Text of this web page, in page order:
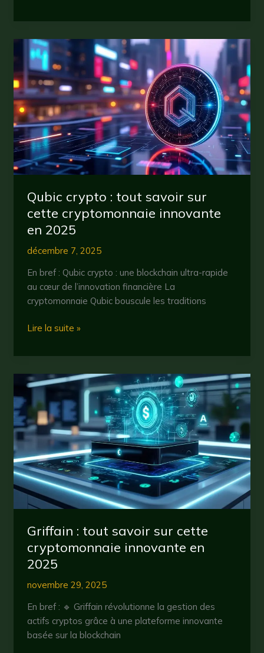
2025
tout
savoir
sur
cette
cryptomonnaie
innovante
Qubic crypto : tout savoir sur
cette cryptomonnaie innovante
en 2025
décembre 7, 2025
En bref : Qubic crypto : une blockchain ultra-rapide
au cœur de l’innovation financière La
cryptomonnaie Qubic bouscule les traditions
Qubic
:
savoir
sur
cette
cryptomonnaie
innovante
en
2025
Lire la suite »
Griffain : tout savoir sur cette
cryptomonnaie innovante en
2025
novembre 29, 2025
En bref : 🔹 Griffain révolutionne la gestion des
actifs cryptos grâce à une plateforme innovante
basée sur la blockchain